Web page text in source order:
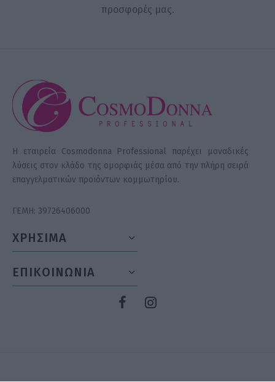
προσφορές μας.
Η εταιρεία Cosmodonna Professional παρέχει μοναδικές
λύσεις στον κλάδο της ομορφιάς μέσα από την πλήρη σειρά
επαγγελματικών προϊόντων κομμωτηρίου.
ΓΕΜΗ: 39726406000
ΧΡΗΣΙΜΑ
ΕΠΙΚΟΙΝΩΝΙΑ